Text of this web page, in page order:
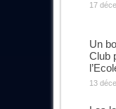
17
Un
Club
13